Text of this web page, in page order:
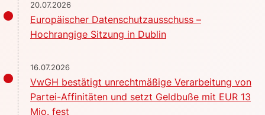
20.07.2026
Europäischer Datenschutzausschuss –
Hochrangige Sitzung in Dublin
16.07.2026
VwGH bestätigt unrechtmäßige Verarbeitung von
Partei-Affinitäten und setzt Geldbuße mit EUR 13
Mio. fest